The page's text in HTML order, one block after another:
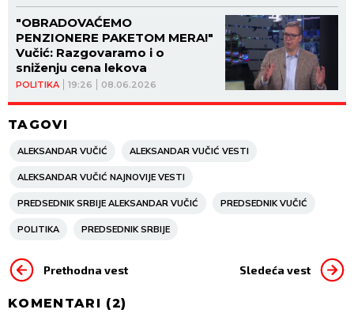
POLITIKA 19:26 08.06.2026
"OBRADOVAĆEMO
PENZIONERE PAKETOM MERA!"
Vučić: Razgovaramo i o
sniženju cena lekova
TAGOVI
ALEKSANDAR VUČIĆ ALEKSANDAR VUČIĆ VESTI
ALEKSANDAR VUČIĆ NAJNOVIJE VESTI
PREDSEDNIK SRBIJE ALEKSANDAR VUČIĆ PREDSEDNIK VUČIĆ
POLITIKA PREDSEDNIK SRBIJE
Prethodna vest Sledeća vest
KOMENTARI (2)